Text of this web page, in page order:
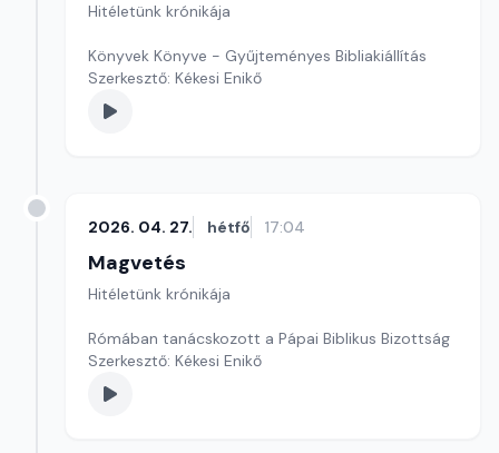
Hitéletünk krónikája
Könyvek Könyve - Gyűjteményes Bibliakiállítás
Szerkesztő: Kékesi Enikő
2026. 04. 27. hétfő 17:04
Magvetés
Hitéletünk krónikája
Rómában tanácskozott a Pápai Biblikus Bizottság
Szerkesztő: Kékesi Enikő